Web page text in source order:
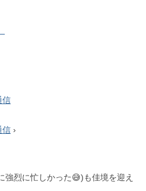
信
信 ›
強烈に忙しかった😅)も佳境を迎え